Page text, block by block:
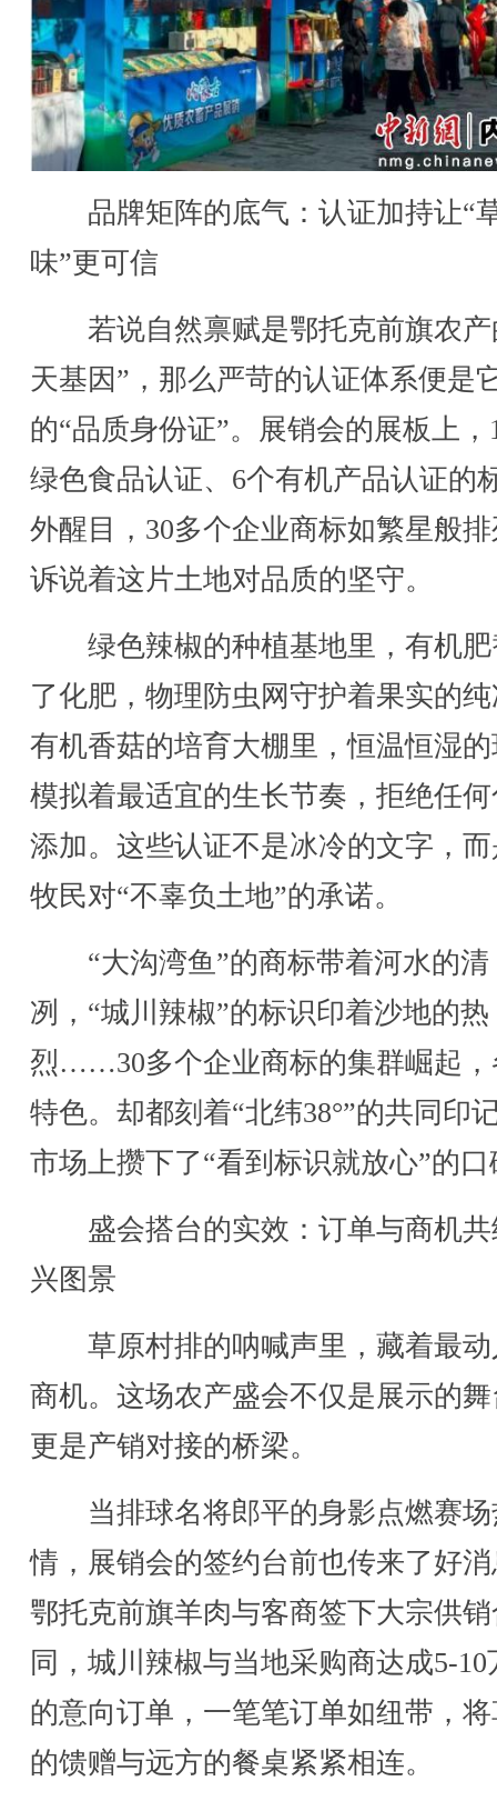
品牌矩阵的底气：认证加持让“
味”更可信
若说自然禀赋是鄂托克前旗农产
天基因”，那么严苛的认证体系便是
的“品质身份证”。展销会的展板上，
绿色食品认证、6个有机产品认证的
外醒目，30多个企业商标如繁星般
诉说着这片土地对品质的坚守。
绿色辣椒的种植基地里，有机肥
了化肥，物理防虫网守护着果实的
有机香菇的培育大棚里，恒温恒湿
模拟着最适宜的生长节奏，拒绝任
添加。这些认证不是冰冷的文字，
牧民对“不辜负土地”的承诺。
“大沟湾鱼”的商标带着河水的清
冽，“城川辣椒”的标识印着沙地的热
烈……30多个企业商标的集群崛起，
特色。却都刻着“北纬38°”的共同印
市场上攒下了“看到标识就放心”的口
盛会搭台的实效：订单与商机共
兴图景
草原村排的呐喊声里，藏着最动
商机。这场农产盛会不仅是展示的
更是产销对接的桥梁。
当排球名将郎平的身影点燃赛场
情，展销会的签约台前也传来了好
鄂托克前旗羊肉与客商签下大宗供
同，城川辣椒与当地采购商达成5-10
的意向订单，一笔笔订单如纽带，
的馈赠与远方的餐桌紧紧相连。